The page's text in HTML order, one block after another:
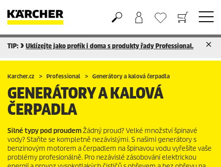
Nákupní košík
Seznam oblíbených produktů
TIP: Uklízejte jako profík i doma s produkty řady Professional.
Karcher.cz Professional Generátory a kalová čerpadla
GENERÁTORY A KALOVÁ
ČERPADLA
Silné typy pod proudemŽádný proud? Velké množství špinavé
vody? Staňte se kompletně nezávislými. S našimi generátory s
benzinovým motorem a čerpadlem na špinavou vodu vyřešíte vaše
problémy profesionálně. Pro nezávislé zásobování elektrickou